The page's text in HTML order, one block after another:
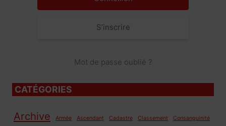
S’inscrire
Mot de passe oublié ?
CATÉGORIES
Archive Armée Ascendant Cadastre Classement Consanguinité